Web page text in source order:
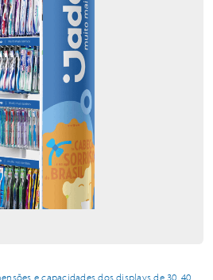
e capacidades dos displays de 30, 40,